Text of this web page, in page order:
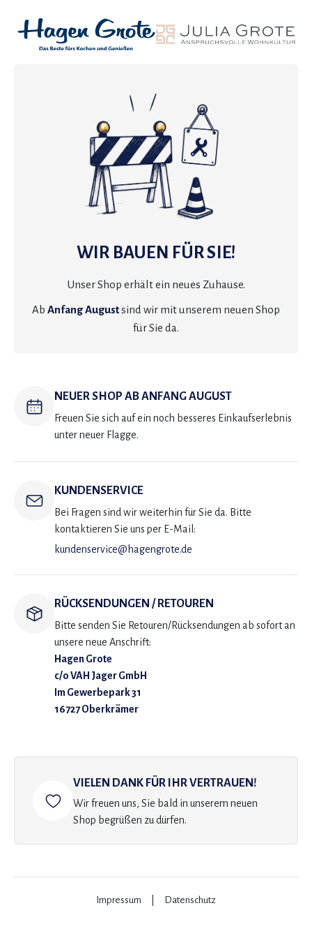
WIR BAUEN FÜR SIE!
Unser Shop erhält ein neues Zuhause.
Ab Anfang Augustsind wir mit unserem neuen Shop
für Sie da.
NEUER SHOP AB ANFANG AUGUST
Freuen Sie sich auf ein noch besseres Einkaufserlebnis
unter neuer Flagge.
KUNDENSERVICE
Bei Fragen sind wir weiterhin für Sie da. Bitte
kontaktieren Sie uns per E-Mail:
kundenservice@hagengrote.de
RÜCKSENDUNGEN / RETOUREN
Bitte senden Sie Retouren/Rücksendungen ab sofort an
unsere neue Anschrift:
Hagen Grote
c/o VAH Jager GmbH
Im Gewerbepark 31
16727 Oberkrämer
VIELEN DANK FÜR IHR VERTRAUEN!
Wir freuen uns, Sie bald in unserem neuen
Shop begrüßen zu dürfen.
Impressum Datenschutz